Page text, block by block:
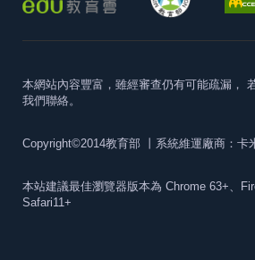
本網站內容豐富，雖經審查仍有可能疏漏，
我們聯絡。
Copyright©2014教育部 丨系統維運廠商：卡
本站建議最佳瀏覽器版本為 Chrome 63+、
Safari11+